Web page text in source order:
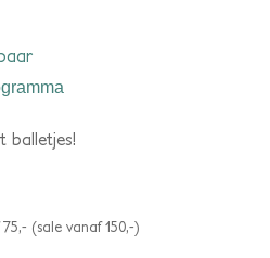
balletjes!
(sale vanaf 150,-)